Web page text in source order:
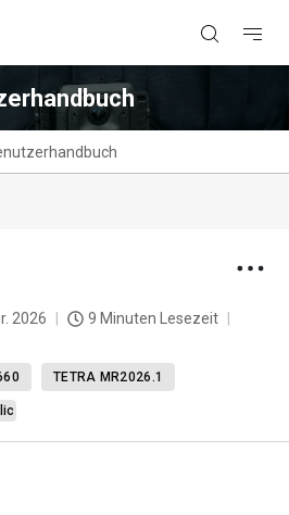
2026
9 Minuten Lesezeit
TETRA MR2026.1